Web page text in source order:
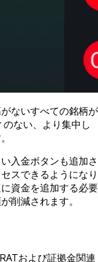
ないすべての銘柄が
ない、より集中し
入金ボタンも追加さ
スできるようになり
資金を追加する必要
削減されます。
および証拠金関連